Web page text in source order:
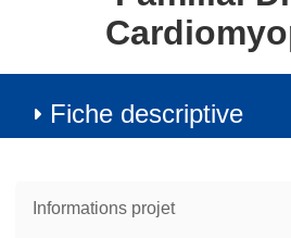
Fiche descriptive
Informations projet